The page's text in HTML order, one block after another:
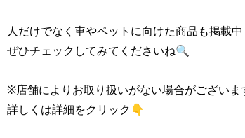
人だけでなく車やペットに向けた商品も掲載中
ぜひチェックしてみてくださいね🔍
※店舗によりお取り扱いがない場合がございま
詳しくは詳細をクリック👇